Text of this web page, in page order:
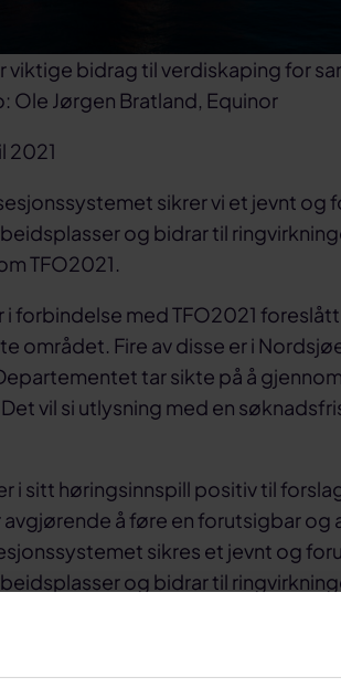
bidrag til verdiskaping for
Ole Jørgen Bratland, Equinor
2021
sikrer vi et jevnt og
og bidrar til
TFO2021.
i forbindelse med TFO2021
området. Fire av disse er i
tar sikte på å
vil si utlysning med en
i sitt høringsinnspill positiv til
avgjørende å føre en forutsigbar
sikres et jevnt og
og bidrar til